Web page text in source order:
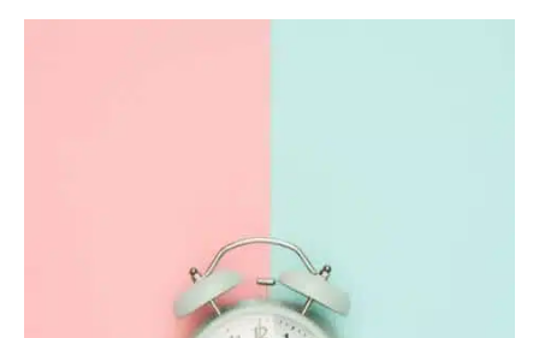
PAGES
Charte des commentaires et publications